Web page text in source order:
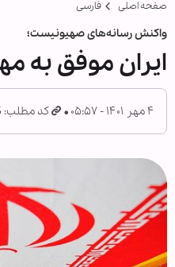
صفحه اصلی فارسی
واکنش رسانه‌های صهیونیست؛
ایران موفق به
۴ مهر ۱۴۰۱ - ۰۵:۵۷ کد مطلب: 1308195